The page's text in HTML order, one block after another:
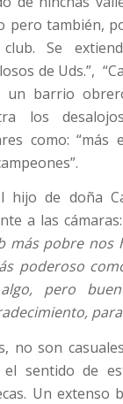
pero también,
Se
de Uds.”,
un barrio
los
como: “más
hijo de doña
a las cámaras:
más pobre nos
poderoso
pero
para
no son
el sentido de
Un extenso